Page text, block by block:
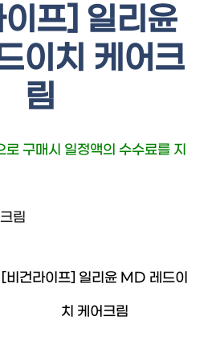
프] 일리윤
이치 케어크
림
로 구매시 일정액의 수수료를 지
림
[비건라이프] 일리윤 MD 레드이
치 케어크림